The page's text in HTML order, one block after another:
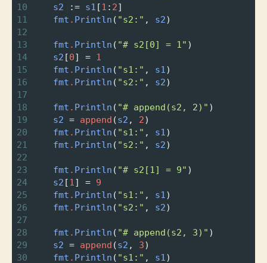
10
s2 := s1 [1 : 2]
11
fmt . Println ( "s2:" , s2)
12
13
fmt . Println ( "# s2[0] = 1" )
14
s2 [0] = 1
15
fmt . Println ( "s1:" , s1 )
16
fmt . Println ( "s2:" , s2)
17
18
fmt . Println ( "# append(s2, 2)" )
19
s2 = append (s2 , 2)
20
fmt . Println ( "s1:" , s1 )
21
fmt . Println ( "s2:" , s2)
22
23
fmt . Println ( "# s2[1] = 9" )
24
s2 [1 ] = 9
25
fmt . Println ( "s1:" , s1 )
26
fmt . Println ( "s2:" , s2)
27
28
fmt . Println ( "# append(s2, 3)" )
29
s2 = append (s2 , 3)
30
fmt . Println ( "s1:" , s1 )